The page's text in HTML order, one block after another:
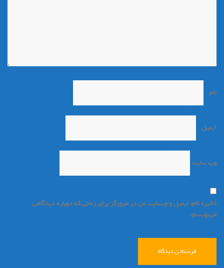
نام
ایمیل
وب‌ سایت
ذخیره نام، ایمیل و وبسایت من در مرورگر برای زمانی که دوباره دیدگاهی
می‌نویسم.